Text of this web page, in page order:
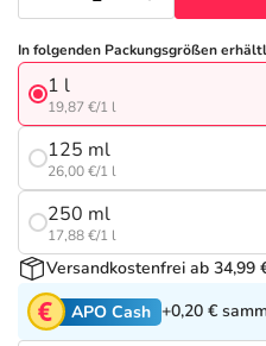
Tierapotheke
Vitamine & Mineralstoffe
Marken
Salus Deals
In folgenden Packungsgrößen
1 l
19,87 €/1 l
125 ml
26,00 €/1 l
250 ml
17,88 €/1 l
Versandkostenfrei ab 34,99
APO Cash +0,20 €